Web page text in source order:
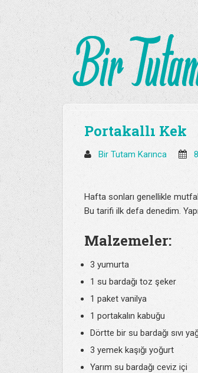
Portakallı Kek
Bir Tutam Karınca
Hafta sonları genellikle
Bu tarifi ilk defa denedim.
Malzemeler:
3 yumurta
1 su bardağı toz şeker
1 paket vanilya
1 portakalın kabuğu
Dörtte bir su bardağı sıvı
3 yemek kaşığı yoğurt
Yarım su bardağı ceviz içi